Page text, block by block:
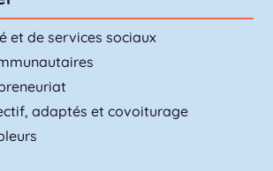
et de services sociaux
adaptés et covoiturage